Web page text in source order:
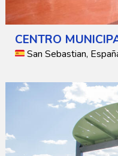
CENTRO
San Sebastian,